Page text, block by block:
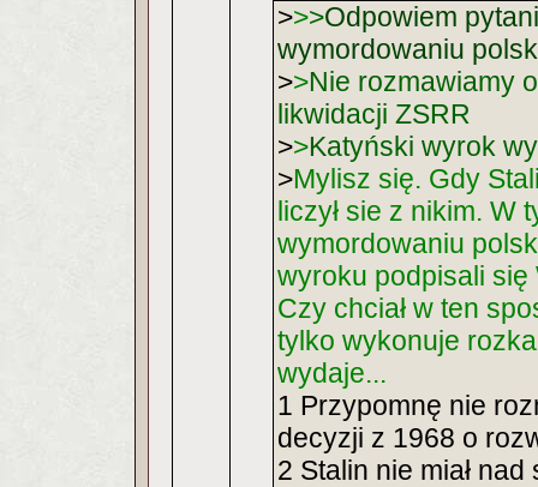
>>>Odpowiem
wymordowaniu
>>Nie rozmawiamy
likwidacji ZSRR
>>Katyński wyrok
>Mylisz się. Gdy
liczył sie z nikim. W
wymordowaniu
wyroku podpisali się
Czy chciał w ten
tylko wykonuje
wydaje...
1 Przypomnę nie
decyzji z 1968 o
2 Stalin nie miał